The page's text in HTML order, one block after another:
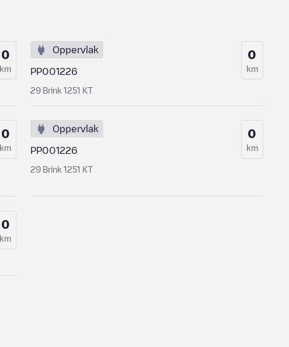
0
km
Oppervlak
PP001226
29 Brink 1251 KT
0
km
0
km
Oppervlak
PP001226
29 Brink 1251 KT
0
km
0
km